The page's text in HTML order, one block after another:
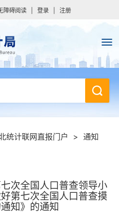
障碍阅读 登录 注册
统计联网直报门户 > 通知
次全国人口普查领导小
第七次全国人口普查摸
知》的通知